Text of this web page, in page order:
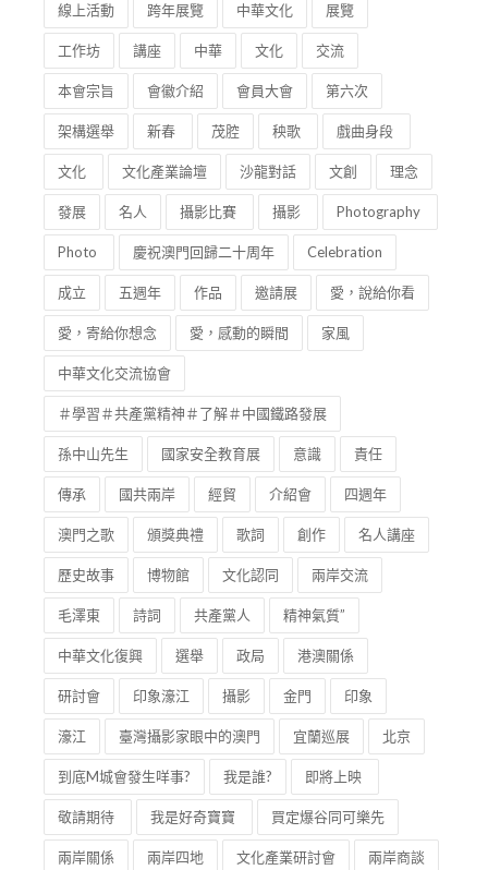
線上活動 跨年展覽 中華文化 展覽
工作坊 講座 中華 文化 交流
本會宗旨 會徽介紹 會員大會 第六次
架構選舉 新春 茂腔 秧歌 戲曲身段
文化 文化產業論壇 沙龍對話 文創 理念
發展 名人 攝影比賽 攝影 Photography
Photo 慶祝澳門回歸二十周年 Celebration
成立 五週年 作品 邀請展 愛，說給你看
愛，寄給你想念 愛，感動的瞬間 家風
中華文化交流協會
＃學習＃共產黨精神＃了解＃中國鐵路發展
孫中山先生 國家安全教育展 意識 責任
傳承 國共兩岸 經貿 介紹會 四週年
澳門之歌 頒獎典禮 歌詞 創作 名人講座
歷史故事 博物館 文化認同 兩岸交流
毛澤東 詩詞 共產黨人 精神氣質”
中華文化復興 選舉 政局 港澳關係
研討會 印象濠江 攝影 金門 印象
濠江 臺灣攝影家眼中的澳門 宜蘭巡展 北京
到底M城會發生咩事? 我是誰? 即將上映
敬請期待 我是好奇寶寶 買定爆谷同可樂先
兩岸關係 兩岸四地 文化產業研討會 兩岸商談